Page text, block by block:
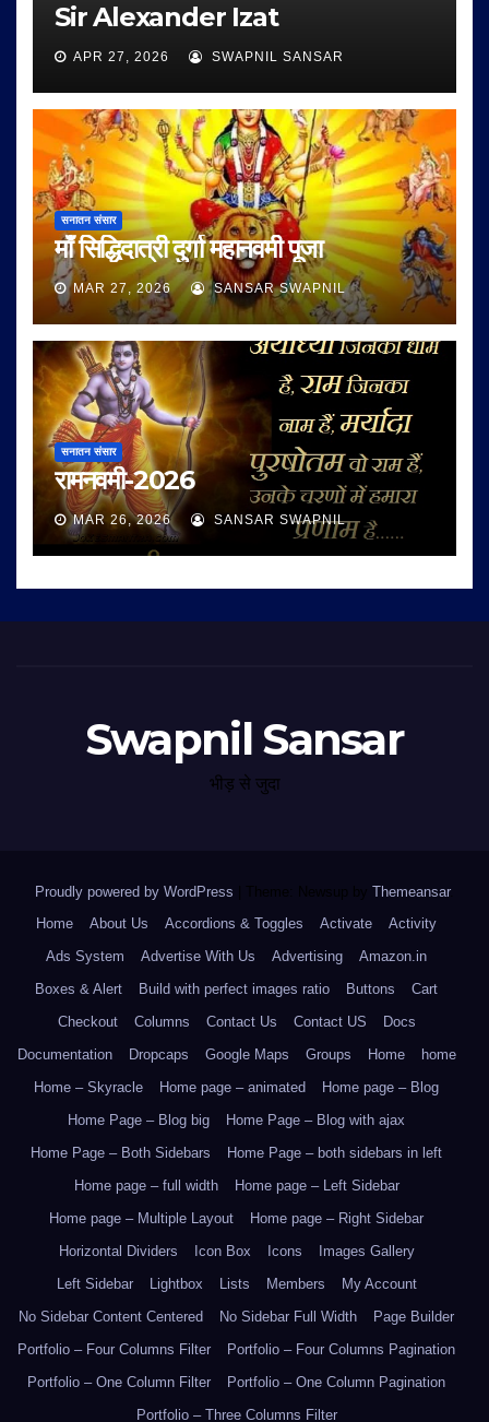
Sir Alexander Izat
APR 27, 2026 SWAPNIL SANSAR
सनातन संसार
माँ सिद्धिदात्री दुर्गा महानवमी पूजा
MAR 27, 2026 SANSAR SWAPNIL
सनातन संसार
रामनवमी-2026
MAR 26, 2026 SANSAR SWAPNIL
Swapnil Sansar
भीड़ से जुदा
Proudly powered by WordPress Theme: Newsup by Themeansar.
Home
About Us Accordions & Toggles Activate
Activity
Ads System
Advertise With Us Advertising
Amazon.in
Boxes & Alert
Build with perfect images ratio Buttons
Cart
Checkout
Columns Contact Us Contact US
Docs
Documentation
Dropcaps Google Maps Groups Home
home
Home – Skyracle
Home page – animated
Home page – Blog
Home Page – Blog big
Home Page – Blog with ajax
Home Page – Both Sidebars
Home Page – both sidebars in left
Home page – full width
Home page – Left Sidebar
Home page – Multiple Layout
Home page – Right Sidebar
Horizontal Dividers
Icon Box Icons
Images Gallery
Left Sidebar
Lightbox Lists Members
My Account
No Sidebar Content Centered
No Sidebar Full Width
Page Builder
Portfolio – Four Columns Filter
Portfolio – Four Columns Pagination
Portfolio – One Column Filter
Portfolio – One Column Pagination
Portfolio – Three Columns Filter